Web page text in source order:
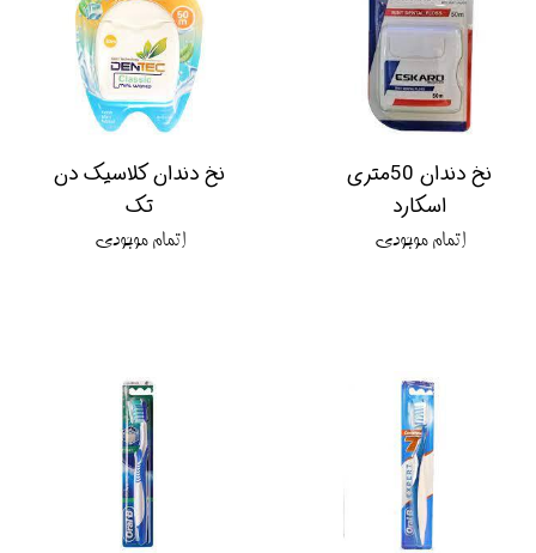
نخ دندان 50متری
اسکارد
اتمام موجودی
نخ دندان کلاسیک دن
تک
اتمام موجودی